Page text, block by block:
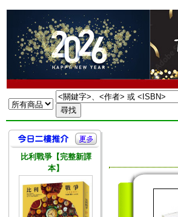
比利戰爭【完整新譯
本】